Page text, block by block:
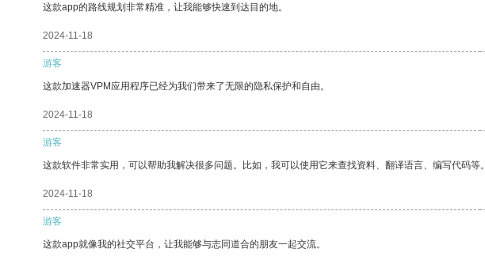
这款app的路线规划非常精准，让我能够快速到达目的地。
2024-11-18
游客
这款加速器VPM应用程序已经为我们带来了无限的隐私保护和自由。
2024-11-18
游客
这款软件非常实用，可以帮助我解决很多问题。比如，我可以使用它来查找资料、翻译语言、编写代码等。
2024-11-18
游客
这款app就像我的社交平台，让我能够与志同道合的朋友一起交流。